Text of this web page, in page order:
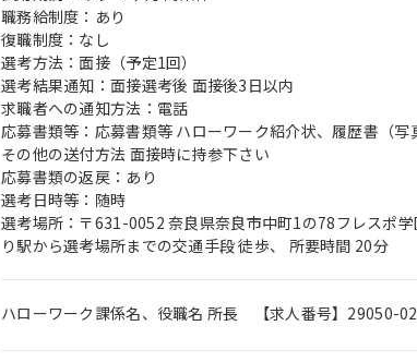
職務給制度：あり
復職制度：なし
選考方法：面接（予定1回）
選考結果通知：面接選考後 面接後3日以内
求職者への通知方法：電話
応募書類等：応募書類等 ハローワーク紹介状、履歴書（写
その他の送付方法 面接時に持参下さい
応募書類の返戻：あり
選考日時等：随時
選考場所：〒631-0052 奈良県奈良市中町1の78フレスポ
り駅から選考場所までの交通手段 徒歩、 所要時間 20分
ハローワーク課係名、役職名 所長 【求人番号】29050-